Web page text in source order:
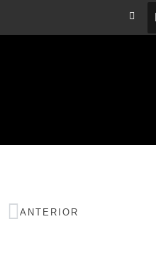
ANTERIOR